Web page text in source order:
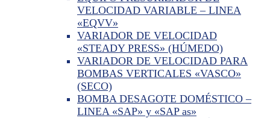
VELOCIDAD VARIABLE – LINEA
«EQVV»
VARIADOR DE VELOCIDAD
«STEADY PRESS» (HÚMEDO)
VARIADOR DE VELOCIDAD PARA
BOMBAS VERTICALES «VASCO»
(SECO)
BOMBA DESAGOTE DOMÉSTICO –
LINEA «SAP» y «SAP as»